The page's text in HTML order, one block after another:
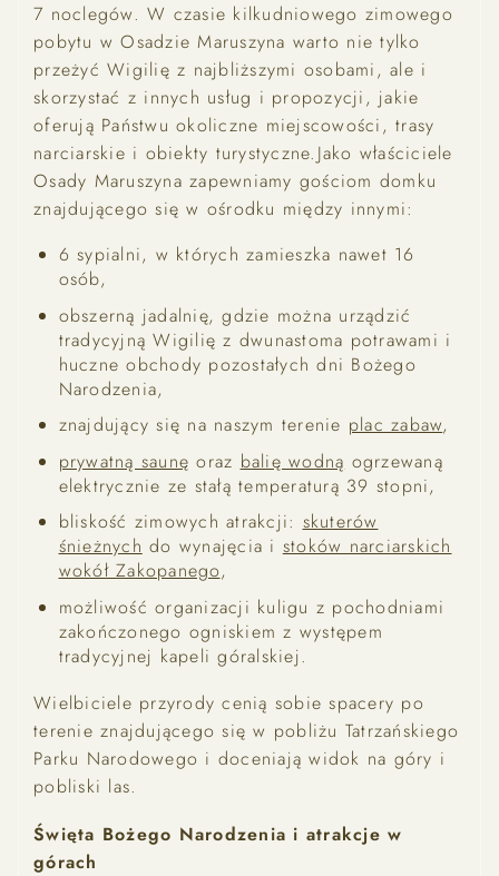
7 noclegów. W czasie kilkudniowego zimowego
pobytu w Osadzie Maruszyna warto nie tylko
przeżyć Wigilię z najbliższymi osobami, ale i
skorzystać z innych usług i propozycji, jakie
oferują Państwu okoliczne miejscowości, trasy
narciarskie i obiekty turystyczne. Jako właściciele
Osady Maruszyna zapewniamy gościom domku
znajdującego się w ośrodku między innymi:
6 sypialni, w których zamieszka nawet 16
osób,
obszerną jadalnię, gdzie można urządzić
tradycyjną Wigilię z dwunastoma potrawami i
huczne obchody pozostałych dni Bożego
Narodzenia,
znajdujący się na naszym terenie plac zabaw,
prywatną saunę oraz balię wodną ogrzewaną
elektrycznie ze stałą temperaturą 39 stopni,
bliskość zimowych atrakcji: skuterów
śnieżnych do wynajęcia i stoków narciarskich
wokół Zakopanego,
możliwość organizacji kuligu z pochodniami
zakończonego ogniskiem z występem
tradycyjnej kapeli góralskiej.
Wielbiciele przyrody cenią sobie spacery po
terenie znajdującego się w pobliżu Tatrzańskiego
Parku Narodowego i doceniają widok na góry i
pobliski las.
Święta Bożego Narodzenia i atrakcje w
górach